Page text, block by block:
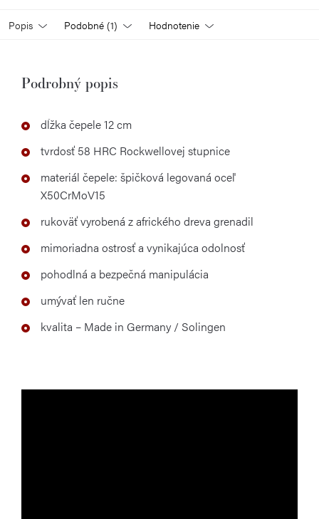
Popis Podobné (1) Hodnotenie
Podrobný popis
dĺžka čepele 12 cm
tvrdosť 58 HRC Rockwellovej stupnice
materiál čepele: špičková legovaná oceľ
X50CrMoV15
rukoväť vyrobená z afrického dreva grenadil
mimoriadna ostrosť a vynikajúca odolnosť
pohodlná a bezpečná manipulácia
umývať len ručne
kvalita – Made in Germany / Solingen